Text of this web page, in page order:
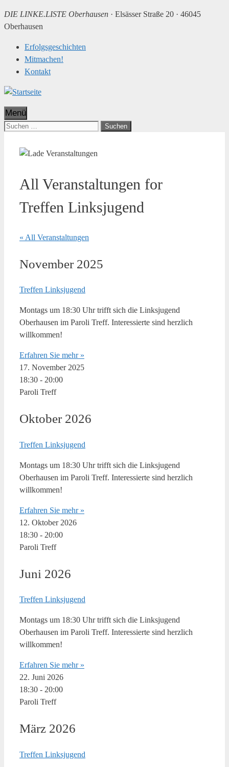
DIE LINKE.LISTE Oberhausen · Elsässer Straße 20 · 46045
Oberhausen
Erfolgsgeschichten
Mitmachen!
Kontakt
Menü
Suchen
All Veranstaltungen for
Treffen Linksjugend
« All Veranstaltungen
November 2025
Treffen Linksjugend
Montags um 18:30 Uhr trifft sich die Linksjugend
Oberhausen im Paroli Treff. Interessierte sind herzlich
willkommen!
Erfahren Sie mehr »
17. November 2025
18:30 - 20:00
Paroli Treff
Oktober 2026
Treffen Linksjugend
Montags um 18:30 Uhr trifft sich die Linksjugend
Oberhausen im Paroli Treff. Interessierte sind herzlich
willkommen!
Erfahren Sie mehr »
12. Oktober 2026
18:30 - 20:00
Paroli Treff
Juni 2026
Treffen Linksjugend
Montags um 18:30 Uhr trifft sich die Linksjugend
Oberhausen im Paroli Treff. Interessierte sind herzlich
willkommen!
Erfahren Sie mehr »
22. Juni 2026
18:30 - 20:00
Paroli Treff
März 2026
Treffen Linksjugend